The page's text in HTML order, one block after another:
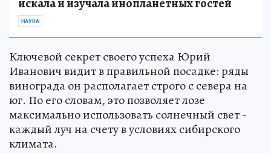
искала и изучала инопланетных гостей
НАУКА
Ключевой секрет своего успеха Юрий
Иванович видит в правильной посадке: ряды
винограда он располагает строго с севера на
юг. По его словам, это позволяет лозе
максимально использовать солнечный свет -
каждый луч на счету в условиях сибирского
климата.